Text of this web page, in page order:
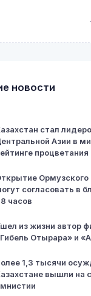
новости
стал
Азии в
процветания
Ормузского
согласовать в
часов
из жизни автор
Отырара» и
1,3 тысячи
вышли на